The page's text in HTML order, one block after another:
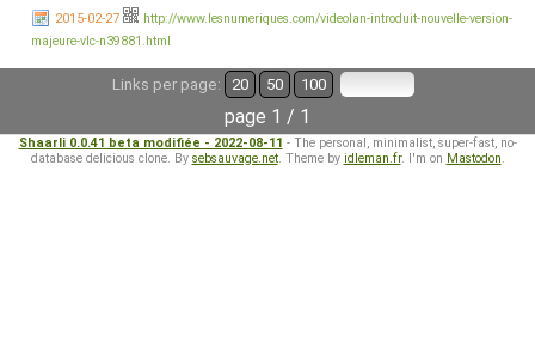
2015-02-27
http://www.lesnumeriques.com/videolan-introduit-nouvelle-version-
majeure-vlc-n39881.html
Links per page: 20 50 100
page 1 / 1
Shaarli 0.0.41 beta modifiée - 2022-08-11 - The personal, minimalist, super-fast, no-
database delicious clone. By sebsauvage.net. Theme by idleman.fr. I'm on Mastodon.